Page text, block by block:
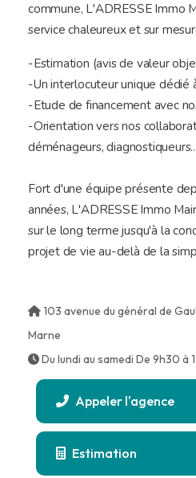
commune, L'ADRESSE Immo
service chaleureux et sur
-Estimation (avis de valeur
-Un interlocuteur unique dédié
-Etude de financement avec
-Orientation vers nos
déménageurs,
Fort d'une équipe présente
années, L'ADRESSE Immo
sur le long terme jusqu'à la
projet de vie au-delà de la
103 avenue du général de
Marne
Du lundi au samedi De 9h30 à
Appeler l'agence
Estimation